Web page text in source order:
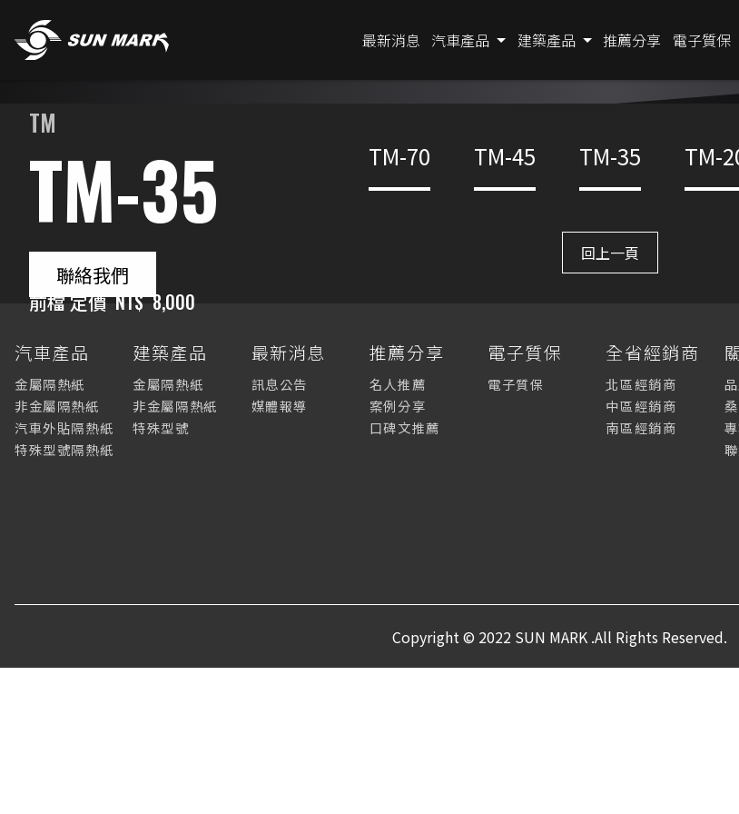
最新消息 汽車產品 建築產品 推薦分享 電子質保
TM
TM-35
聯絡我們
前檔 定價 NT$ 8,000
TM-70 TM-45 TM-35 TM-
回上一頁
汽車產品
金屬隔熱紙
非金屬隔熱紙
汽車外貼隔熱紙
特殊型號隔熱紙
建築產品
金屬隔熱紙
非金屬隔熱紙
特殊型號
最新消息
訊息公告
媒體報導
推薦分享
名人推薦
案例分享
口碑文推薦
電子質保
電子質保
全省經銷商
北區經銷商
中區經銷商
南區經銷商
Copyright © 2022 SUN MARK .All Rights Reserved.